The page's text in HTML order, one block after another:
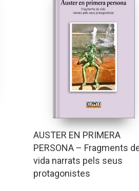
AUSTER EN PRIMERA
PERSONA – Fragments
vida narrats pels seus
protagonistes